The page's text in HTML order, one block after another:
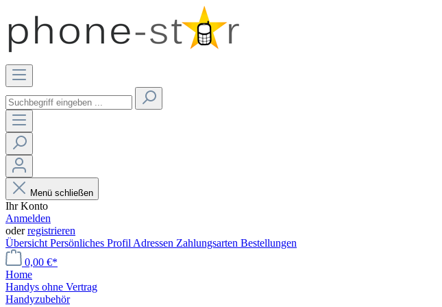
Menü schließen
Ihr Konto
Anmelden
oderregistrieren
Übersicht Persönliches Profil Adressen Zahlungsarten Bestellungen
0,00 €*
Home
Handys ohne Vertrag
Handyzubehör